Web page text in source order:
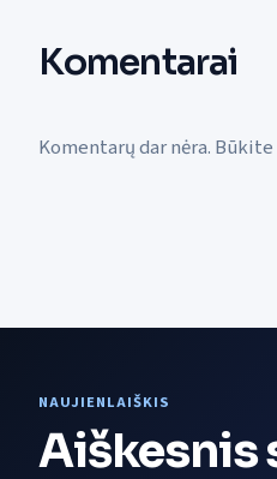
Komentarai
Komentarų dar nėra.
NAUJIENLAIŠKIS
Aiškesnis